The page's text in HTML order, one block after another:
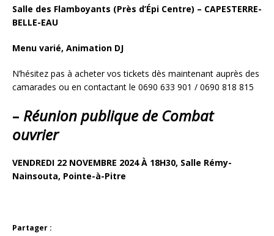
Salle des Flamboyants (Près d’Épi Centre) – CAPESTERRE-
BELLE-EAU
Menu varié, Animation DJ
N’hésitez pas à acheter vos tickets dès maintenant auprès des
camarades ou en contactant le 0690 633 901 / 0690 818 815
– Réunion publique de Combat
ouvrier
VENDREDI 22 NOVEMBRE 2024 À 18H30, Salle Rémy-
Nainsouta, Pointe-à-Pitre
Partager :